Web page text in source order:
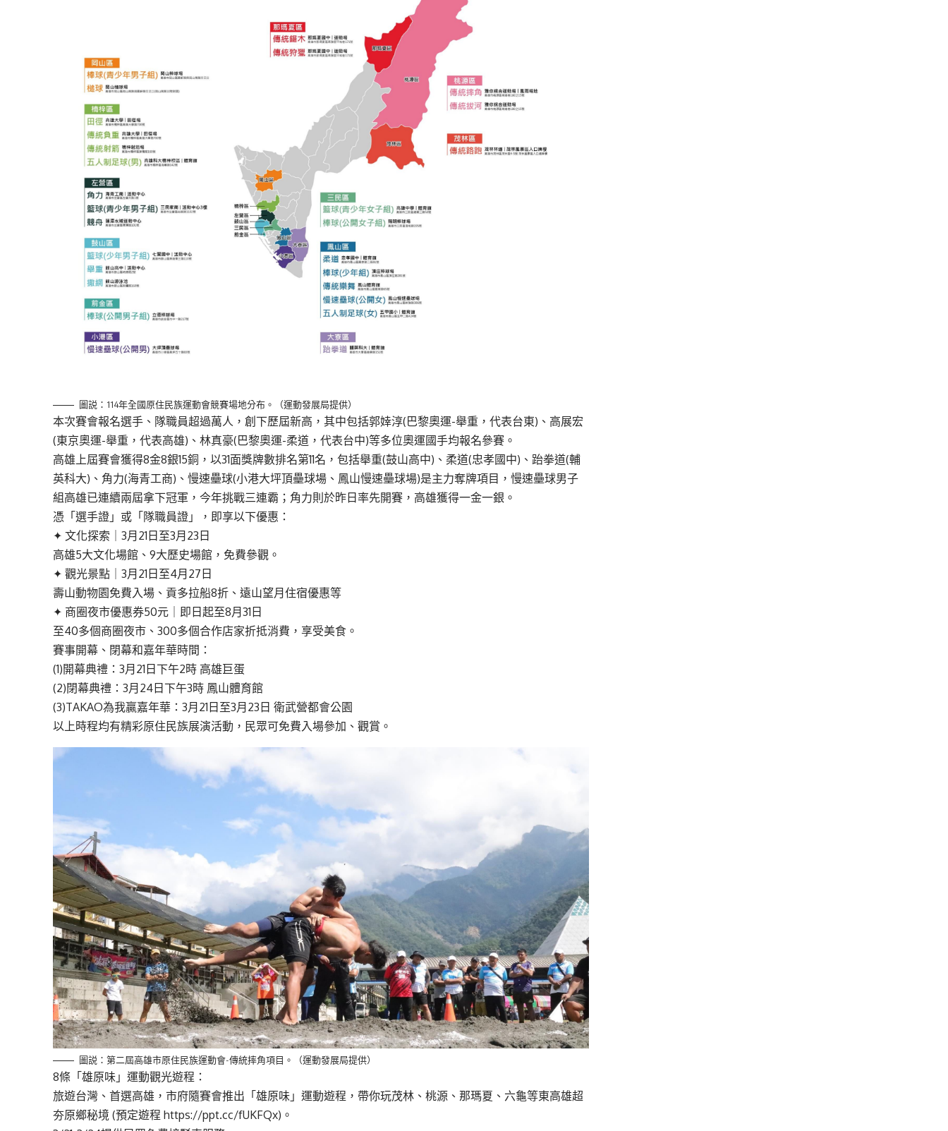
圖説：114年全國原住民族運動會競賽場地分布。（運動發展局提供）
本次賽會報名選手、隊職員超過萬人，創下歷屆新高，其中包括郭婞淳(巴黎奧運-舉重，代表台東)、高展宏
(東京奧運-舉重，代表高雄)、林真豪(巴黎奧運-柔道，代表台中)等多位奧運國手均報名參賽。
高雄上屆賽會獲得8金8銀15銅，以31面獎牌數排名第11名，包括舉重(鼓山高中)、柔道(忠孝國中)、跆拳道(輔
英科大)、角力(海青工商)、慢速壘球(小港大坪頂壘球場、鳳山慢速壘球場)是主力奪牌項目，慢速壘球男子
組高雄已連續兩屆拿下冠軍，今年挑戰三連霸；角力則於昨日率先開賽，高雄獲得一金一銀。
憑「選手證」或「隊職員證」，即享以下優惠：
✦ 文化探索｜3月21日至3月23日
高雄5大文化場館、9大歷史場館，免費參觀。
✦ 觀光景點｜3月21日至4月27日
壽山動物園免費入場、貢多拉船8折、遠山望月住宿優惠等
✦ 商圈夜市優惠券50元｜即日起至8月31日
至40多個商圈夜市、300多個合作店家折抵消費，享受美食。
賽事開幕、閉幕和嘉年華時間：
(1)開幕典禮：3月21日下午2時 高雄巨蛋
(2)閉幕典禮：3月24日下午3時 鳳山體育館
(3)TAKAO為我贏嘉年華：3月21日至3月23日 衛武營都會公園
以上時程均有精彩原住民族展演活動，民眾可免費入場參加、觀賞。
圖説：第二屆高雄市原住民族運動會-傳統摔角項目。（運動發展局提供）
8條「雄原味」運動觀光遊程：
旅遊台灣、首選高雄，市府隨賽會推出「雄原味」運動遊程，帶你玩茂林、桃源、那瑪夏、六龜等東高雄超
夯原鄉秘境 (預定遊程 https://ppt.cc/fUKFQx)。